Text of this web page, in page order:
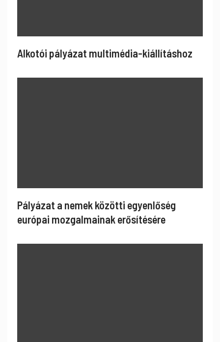
Alkotói pályázat multimédia-kiállításhoz
Pályázat a nemek közötti egyenlőség
európai mozgalmainak erősítésére